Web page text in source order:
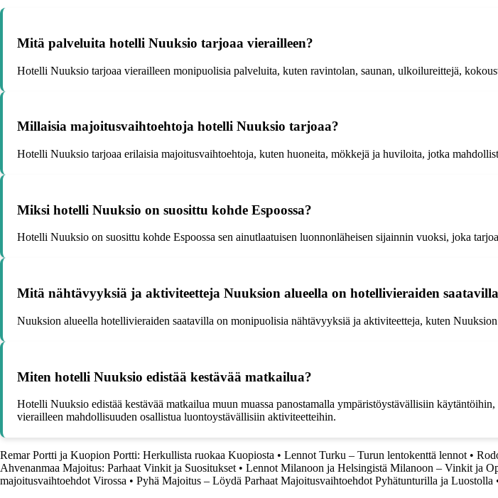
Mitä palveluita hotelli Nuuksio tarjoaa vierailleen?
Hotelli Nuuksio tarjoaa vierailleen monipuolisia palveluita, kuten ravintolan, saunan, ulkoilureittejä,
Millaisia majoitusvaihtoehtoja hotelli Nuuksio tarjoaa?
Hotelli Nuuksio tarjoaa erilaisia majoitusvaihtoehtoja, kuten huoneita, mökkejä ja huviloita, jotka
Miksi hotelli Nuuksio on suosittu kohde Espoossa?
Hotelli Nuuksio on suosittu kohde Espoossa sen ainutlaatuisen luonnonläheisen sijainnin vuoksi, joka
Mitä nähtävyyksiä ja aktiviteetteja Nuuksion alueella on hotellivieraiden
Nuuksion alueella hotellivieraiden saatavilla on monipuolisia nähtävyyksiä ja aktiviteetteja, kuten
Miten hotelli Nuuksio edistää kestävää matkailua?
Hotelli Nuuksio edistää kestävää matkailua muun muassa panostamalla ympäristöystävällisiin
vierailleen mahdollisuuden osallistua luontoystävällisiin aktiviteetteihin.
Remar Portti ja Kuopion Portti: Herkullista ruokaa Kuopiosta • Lennot Turku – Turun lentokenttä lennot •
Ahvenanmaa Majoitus: Parhaat Vinkit ja Suositukset • Lennot Milanoon ja Helsingistä Milanoon – Vinkit ja
majoitusvaihtoehdot Virossa • Pyhä Majoitus – Löydä Parhaat Majoitusvaihtoehdot Pyhätunturilla ja Luostolla